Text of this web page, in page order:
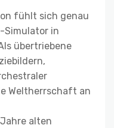
fühlt sich genau
Simulator in
übertriebene
Weltherrschaft an
alten